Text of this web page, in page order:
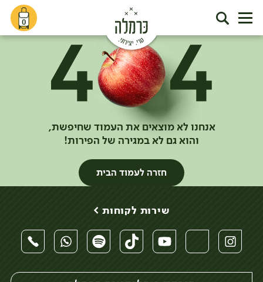
0
אנחנו לא מוצאים את העמוד שחיפשת,
והוא גם לא במגירה של הפירות!
חזרה לעמוד הבית
שירות לקוחות >